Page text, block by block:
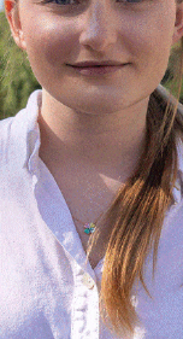
Cronaca 4 Agosto
Un anno fa
Gianni,
processo, lo
Cronaca 3 Agosto
Scomparso
Fiorentino
Levane nel